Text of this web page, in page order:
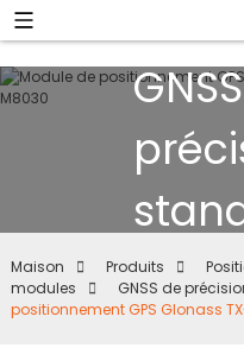
Maison Produits
modules
GNSS de
positionnement GPS Glonass